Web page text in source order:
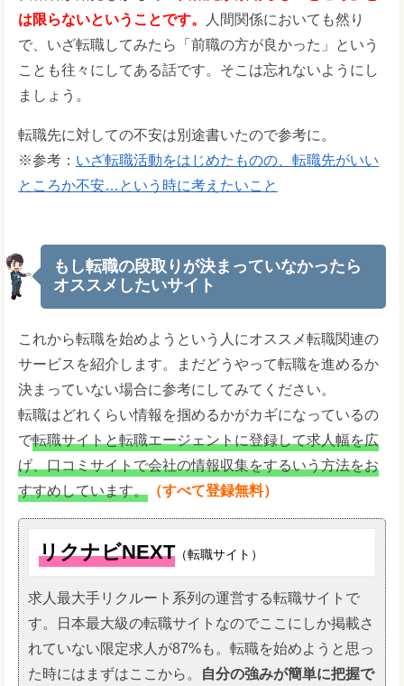
は限らないということです。
人間関係においても然り
で、いざ転職してみたら「前職の方が良かった」という
ことも往々にしてある話です。そこは忘れないようにし
ましょう。
転職先に対しての不安は別途書いたので参考に。
※参考： いざ転職活動をはじめたものの、転職先がいい
ところか不安…という時に考えたいこと
もし転職の段取りが決まっていなかったら
オススメしたいサイト
これから転職を始めようという人にオススメ転職関連の
サービスを紹介します。まだどうやって転職を進めるか
決まっていない場合に参考にしてみてください。
転職はどれくらい情報を掴めるかがカギになっているの
で転職サイトと転職エージェントに登録して求人幅を広
げ、口コミサイトで会社の情報収集をするいう方法をお
すすめしています。
（すべて登録無料）
リクナビNEXT （転職サイト）
求人最大手リクルート系列の運営する転職サイトで
す。日本最大級の転職サイトなのでここにしか掲載さ
れていない限定求人が87%も。転職を始めようと思っ
た時にはまずはここから。
自分の強みが簡単に把握で